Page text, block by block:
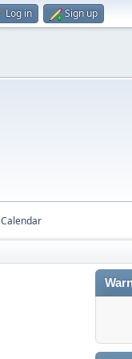
Log in Sign up
Calendar